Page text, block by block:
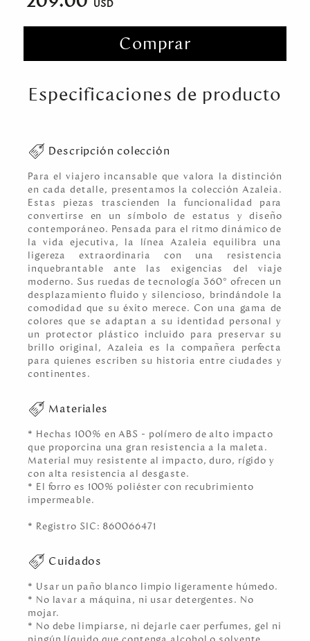
Comprar
Especificaciones de producto
Descripción colección
Para el viajero incansable que valora la distinción
en cada detalle, presentamos la colección Azaleia.
Estas piezas trascienden la funcionalidad para
convertirse en un símbolo de estatus y diseño
contemporáneo. Pensada para el ritmo dinámico de
la vida ejecutiva, la línea Azaleia equilibra una
ligereza extraordinaria con una resistencia
inquebrantable ante las exigencias del viaje
moderno. Sus ruedas de tecnología 360° ofrecen un
desplazamiento fluido y silencioso, brindándole la
comodidad que su éxito merece. Con una gama de
colores que se adaptan a su identidad personal y
un protector plástico incluido para preservar su
brillo original, Azaleia es la compañera perfecta
para quienes escriben su historia entre ciudades y
continentes.
Materiales
* Hechas 100% en ABS - polímero de alto impacto
que proporcina una gran resistencia a la maleta.
Material muy resistente al impacto, duro, rígido y
con alta resistencia al desgaste.
* El forro es 100% poliéster con recubrimiento
impermeable.
* Registro SIC: 860066471
Cuidados
* Usar un paño blanco limpio ligeramente húmedo.
* No lavar a máquina, ni usar detergentes. No
mojar.
* No debe limpiarse, ni dejarle caer perfumes, gel ni